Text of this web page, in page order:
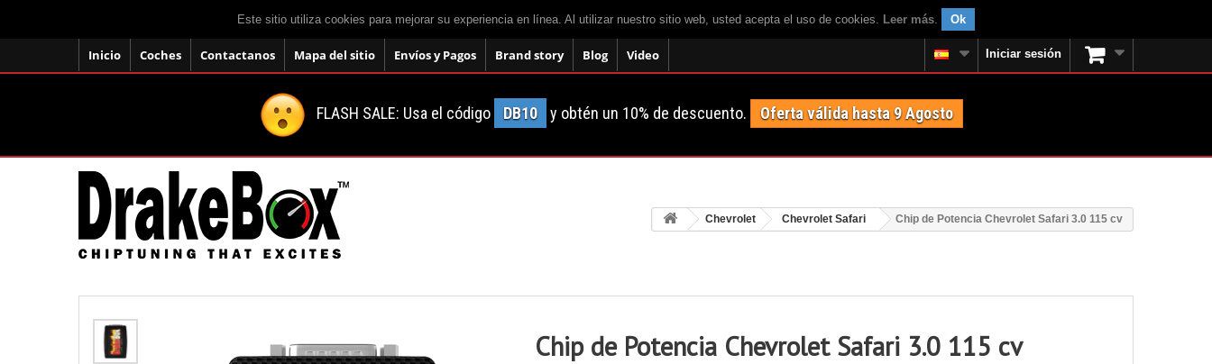
Este sitio utiliza cookies para mejorar su experiencia en línea. Al utilizar nuestro sitio web, usted acepta el uso de cookies. Leer más. Ok
Inicio Coches Contactanos Mapa del sitio Envíos y Pagos Brand story Blog Video Iniciar sesión
FLASH SALE: Usa el código DB10 y obtén un 10% de descuento. Oferta válida hasta 9 Agosto
Chevrolet Chevrolet Safari Chip de Potencia Chevrolet Safari 3.0 115 cv
Chip de Potencia Chevrolet Safari 3.0 115 cv